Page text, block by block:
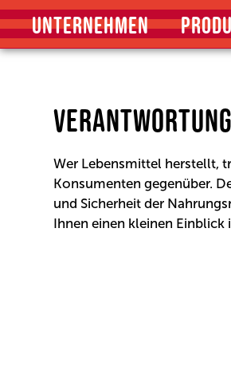
UNTERNEHMEN
Wer Lebensmittel herstellt,
Konsumenten gegenüber.
und Sicherheit der
Ihnen einen kleinen Einblick